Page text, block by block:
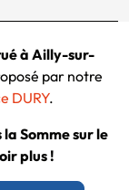
à Ailly-sur-
par notre
DURY.
Somme sur le
plus !